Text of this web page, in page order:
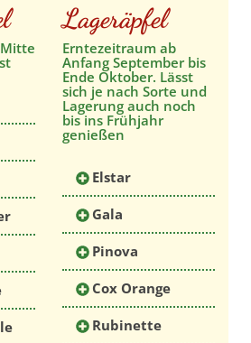
Lageräpfel
Erntezeitraum ab
Anfang September bis
Ende Oktober. Lässt
sich je nach Sorte und
Lagerung auch noch
bis ins Frühjahr
genießen
Elstar
Gala
Pinova
Cox Orange
Rubinette